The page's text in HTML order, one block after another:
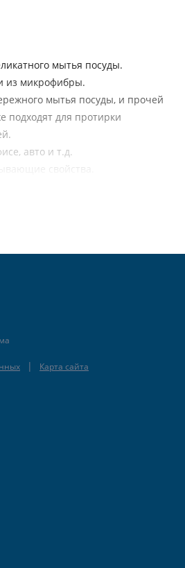
мытья посуды.
из микрофибры.
мытья посуды, и прочей
подходят для протирки
авто и т.д.
свойства.
| Карта сайта